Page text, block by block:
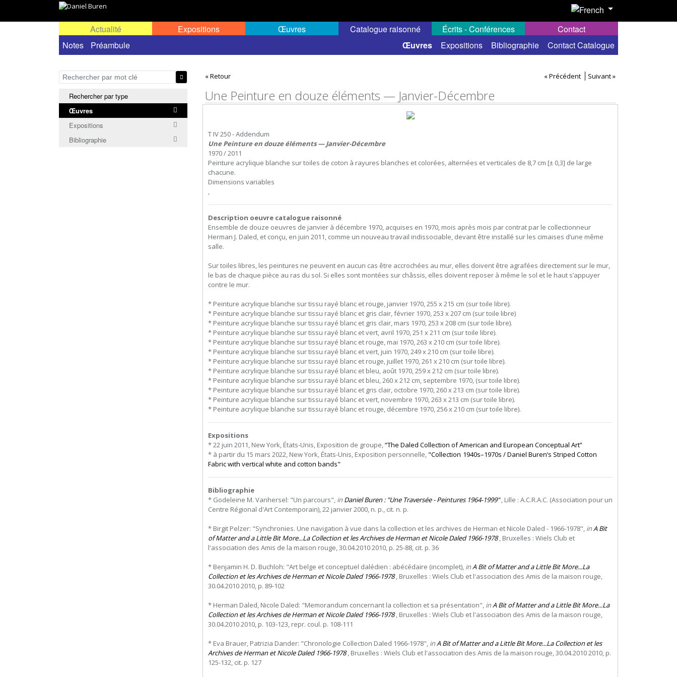
Actualité Expositions
Œuvres
Œuvres permanentes dans l'espace public ou semi-public
Catalogue raisonné
Notes
Préambule Œuvres Expositions Bibliographie Contact Catalogue
Écrits - Conférences Contact
Rechercher par type
Œuvres
Expositions
Bibliographie
« Retour « Précédent Suivant »
Une Peinture en douze éléments — Janvier-Décembre
T IV 250 - Addendum
Une Peinture en douze éléments — Janvier-Décembre
1970 / 2011
Peinture acrylique blanche sur toiles de coton à rayures blanches et colorées, alternées et verticales de 8,7 cm [± 0,3] de large
chacune.
Dimensions variables
,
Description oeuvre catalogue raisonné
Ensemble de douze oeuvres de janvier à décembre 1970, acquises en 1970, mois après mois par contrat par le collectionneur
Herman J. Daled, et conçu, en juin 2011, comme un nouveau travail indissociable, devant être installé sur les cimaises d’une même
salle.
Sur toiles libres, les peintures ne peuvent en aucun cas être accrochées au mur, elles doivent être agrafées directement sur le mur,
le bas de chaque pièce au ras du sol. Si elles sont montées sur châssis, elles doivent reposer à même le sol et le haut s’appuyer
contre le mur.
* Peinture acrylique blanche sur tissu rayé blanc et rouge, janvier 1970, 255 x 215 cm (sur toile libre).
* Peinture acrylique blanche sur tissu rayé blanc et gris clair, février 1970, 253 x 207 cm (sur toile libre)
* Peinture acrylique blanche sur tissu rayé blanc et gris clair, mars 1970, 253 x 208 cm (sur toile libre).
* Peinture acrylique blanche sur tissu rayé blanc et vert, avril 1970, 251 x 211 cm (sur toile libre).
* Peinture acrylique blanche sur tissu rayé blanc et rouge, mai 1970, 263 x 210 cm (sur toile libre).
* Peinture acrylique blanche sur tissu rayé blanc et vert, juin 1970, 249 x 210 cm (sur toile libre).
* Peinture acrylique blanche sur tissu rayé blanc et rouge, juillet 1970, 261 x 210 cm (sur toile libre).
* Peinture acrylique blanche sur tissu rayé blanc et bleu, août 1970, 259 x 212 cm (sur toile libre).
* Peinture acrylique blanche sur tissu rayé blanc et bleu, 260 x 212 cm, septembre 1970, (sur toile libre).
* Peinture acrylique blanche sur tissu rayé blanc et gris clair, octobre 1970, 260 x 213 cm (sur toile libre).
* Peinture acrylique blanche sur tissu rayé blanc et vert, novembre 1970, 263 x 213 cm (sur toile libre).
* Peinture acrylique blanche sur tissu rayé blanc et rouge, décembre 1970, 256 x 210 cm (sur toile libre).
Expositions
* 22 juin 2011, New York, États-Unis, Exposition de groupe,“The Daled Collection of American and European Conceptual Art”
* à partir du 15 mars 2022, New York, États-Unis, Exposition personnelle, "Collection 1940s–1970s / Daniel Buren’s Striped Cotton
Fabric with vertical white and cotton bands"
Bibliographie
* Godeleine M. Vanhersel: "Un parcours", in Daniel Buren : "Une Traversée - Peintures 1964-1999", Lille : A.C.R.A.C. (Association pour un
Centre Régional d'Art Contemporain), 22 janvier 2000, n. p., cit. n. p.
* Birgit Pelzer: "Synchronies. Une navigation à vue dans la collection et les archives de Herman et Nicole Daled - 1966-1978", inA Bit
of Matter and a Little Bit More...La Collection et les Archives de Herman et Nicole Daled 1966-1978, Bruxelles : Wiels Club et
l'association des Amis de la maison rouge, 30.04.2010 2010, p. 25-88, cit. p. 36
* Benjamin H. D. Buchloh: "Art belge et conceptuel dalédien : abécédaire (incomplet), inA Bit of Matter and a Little Bit More...La
Collection et les Archives de Herman et Nicole Daled 1966-1978, Bruxelles : Wiels Club et l'association des Amis de la maison rouge,
30.04.2010 2010, p. 89-102
* Herman Daled, Nicole Daled: "Memorandum concernant la collection et sa présentation", inA Bit of Matter and a Little Bit More...La
Collection et les Archives de Herman et Nicole Daled 1966-1978, Bruxelles : Wiels Club et l'association des Amis de la maison rouge,
30.04.2010 2010, p. 103-123, repr. coul. p. 108-111
* Eva Brauer, Patrizia Dander: "Chronologie Collection Daled 1966-1978", inA Bit of Matter and a Little Bit More...La Collection et les
Archives de Herman et Nicole Daled 1966-1978, Bruxelles : Wiels Club et l'association des Amis de la maison rouge, 30.04.2010 2010, p.
125-132, cit. p. 127